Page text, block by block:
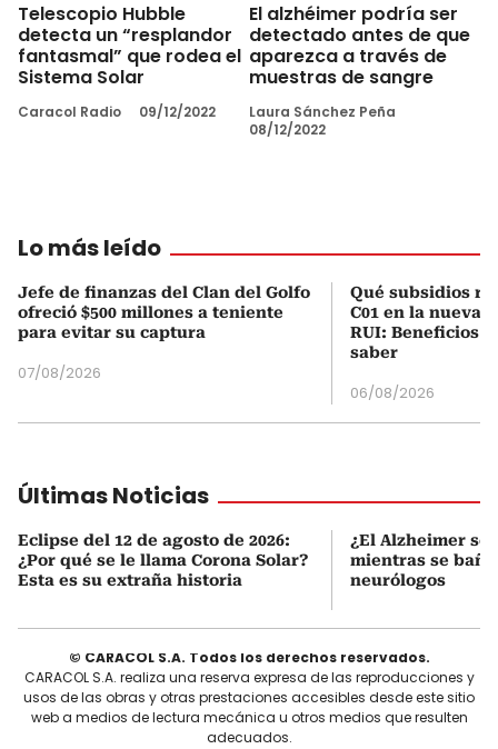
Telescopio Hubble
detecta un “resplandor
fantasmal” que rodea el
Sistema Solar
Caracol Radio 09/12/2022
El alzhéimer podría ser
detectado antes de que
aparezca a través de
muestras de sangre
Laura Sánchez Peña
08/12/2022
Lo más leído
Jefe de finanzas del Clan del Golfo
ofreció $500 millones a teniente
para evitar su captura
07/08/2026
Qué subsidios
C01 en la nueva
RUI: Beneficios
saber
06/08/2026
Últimas Noticias
Eclipse del 12 de agosto de 2026:
¿Por qué se le llama Corona Solar?
Esta es su extraña historia
¿El Alzheimer
mientras se
neurólogos
© CARACOL S.A. Todos los derechos reservados.
CARACOL S.A. realiza una reserva expresa de las reproducciones y
usos de las obras y otras prestaciones accesibles desde este sitio
web a medios de lectura mecánica u otros medios que resulten
adecuados.